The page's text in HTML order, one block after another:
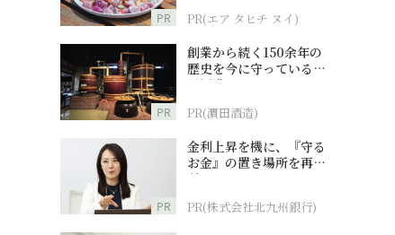
PR PR(エア タヒチ ヌイ)
PR
創業から続く150余年の
歴史を今に守っている濵
田酒造
PR(濵田酒造)
PR
金利上昇を機に、『守る
お金』の置き場所を再検
討
PR(株式会社北九州銀行)